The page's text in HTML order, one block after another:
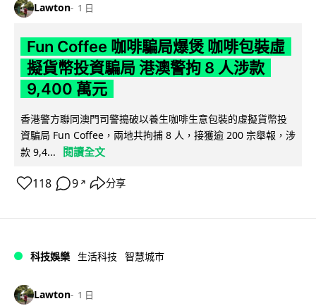
Lawton 1 日
Fun Coffee 咖啡騙局爆煲 咖啡包裝虛
擬貨幣投資騙局 港澳警拘 8 人涉款
9,400 萬元
香港警方聯同澳門司警搗破以養生咖啡生意包裝的虛擬貨幣投
資騙局 Fun Coffee，兩地共拘捕 8 人，接獲逾 200 宗舉報，涉
款 9,4...
閱讀全文
118 9 ↗ 分享
科技娛樂 生活科技 智慧城市
Lawton 1 日